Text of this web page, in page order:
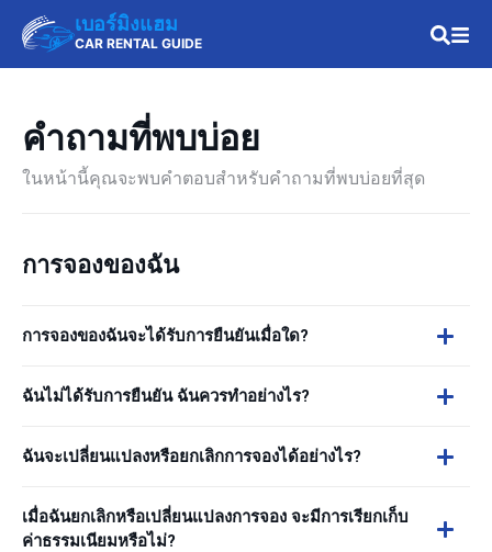
เบอร์มิงแฮม
CAR RENTAL GUIDE
คำถามที่พบบ่อย
ในหน้านี้คุณจะพบคำตอบสำหรับคำถามที่พบบ่อยที่สุด
การจองของฉัน
การจองของฉันจะได้รับการยืนยันเมื่อใด?
ฉันไม่ได้รับการยืนยัน ฉันควรทำอย่างไร?
ฉันจะเปลี่ยนแปลงหรือยกเลิกการจองได้อย่างไร?
เมื่อฉันยกเลิกหรือเปลี่ยนแปลงการจอง จะมีการเรียกเก็บ
ค่าธรรมเนียมหรือไม่?